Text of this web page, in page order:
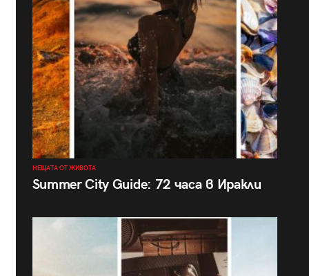
НЕЩАТА ОТ ЖИВОТА
Summer City Guide: 72 часа в Иракли